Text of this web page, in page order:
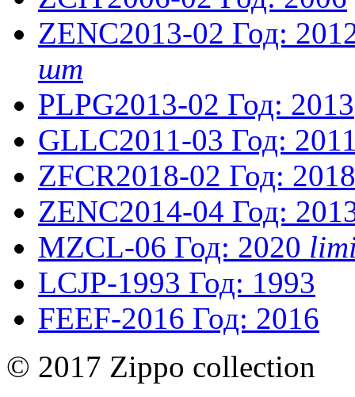
ZENC2013-02 Год:
шт
PLPG2013-02 Год: 2013
GLLC2011-03 Год:
ZFCR2018-02 Год: 2018
ZENC2014-04 Год:
MZCL-06 Год: 2020
LCJP-1993 Год: 1993
FEEF-2016 Год: 2016
© 2017 Zippo collection